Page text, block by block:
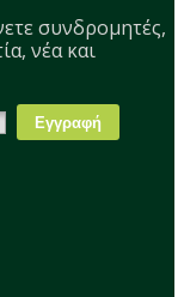
συνδρομητές,
νέα και